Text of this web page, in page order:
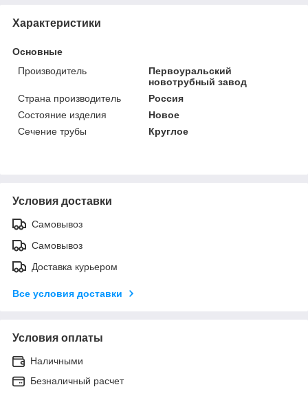
Характеристики
Основные
Производитель
Первоуральский
новотрубный завод
Страна производитель
Россия
Состояние изделия
Новое
Сечение трубы
Круглое
Условия доставки
Самовывоз
Самовывоз
Доставка курьером
Все условия доставки
Условия оплаты
Наличными
Безналичный расчет